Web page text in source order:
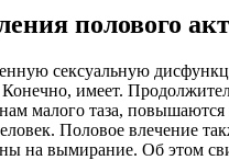
полового
сексуальную
имеет.
малого таза,
Половое влечение
на вымирание. Об этом